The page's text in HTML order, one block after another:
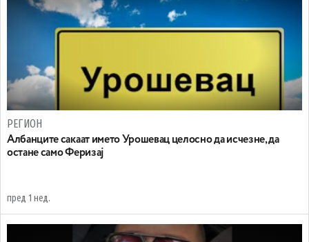
РЕГИОН
Aлбанците сакаат името Урошевац целосно да исчезне, да
остане само Феризај
пред 1 нед.